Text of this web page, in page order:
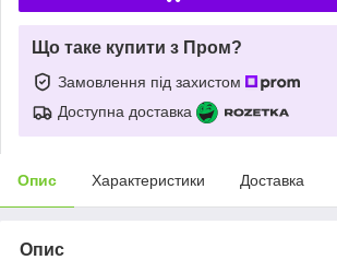
Що таке купити з Пром?
Замовлення під захистом
Доступна доставка
Опис Характеристики Доставка
Опис